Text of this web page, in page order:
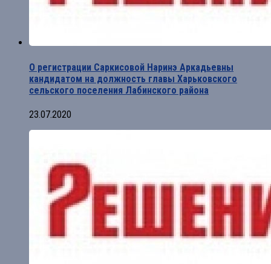
О регистрации Саркисовой Наринэ Аркадьевны
кандидатом на должность главы Харьковского
сельского поселения Лабинского района
23.07.2020